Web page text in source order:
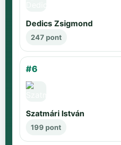
Dedics Zsigmond
247 pont
#6
Szatmári István
199 pont